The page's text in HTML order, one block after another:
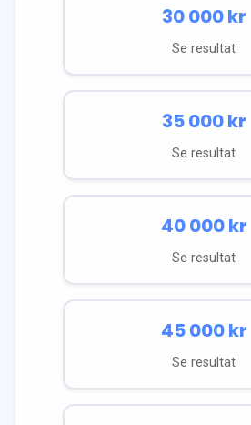
30 000kr
Se resultat
35 000kr
Se resultat
40 000kr
Se resultat
45 000kr
Se resultat